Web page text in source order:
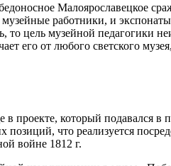
Малоярославецкое
музейные работники, и
цель музейной педагогики
его от любого светского
в проекте, который подавался
позиций, что реализуется
войне 1812 г.